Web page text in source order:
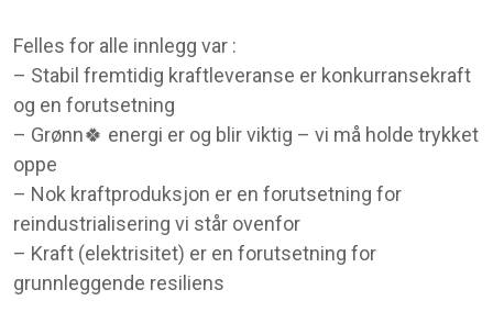
Felles for alle innlegg var :
– Stabil fremtidig kraftleveranse er konkurransekraft
og en forutsetning
– Grønn🍀 energi er og blir viktig – vi må holde trykket
oppe
– Nok kraftproduksjon er en forutsetning for
reindustrialisering vi står ovenfor
– Kraft (elektrisitet) er en forutsetning for
grunnleggende resiliens